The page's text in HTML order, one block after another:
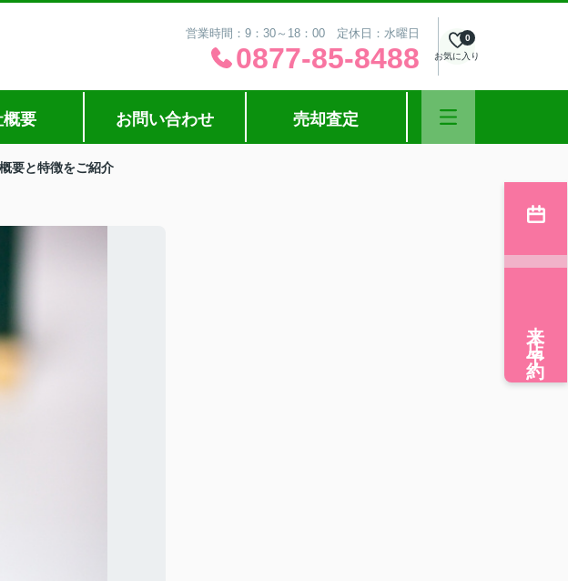
営業時間：9：30～18：00 定休日：水曜日
0877-85-8488 お気に入り
0
要 お問い合わせ 売却査定
要と特徴をご紹介
来店予約